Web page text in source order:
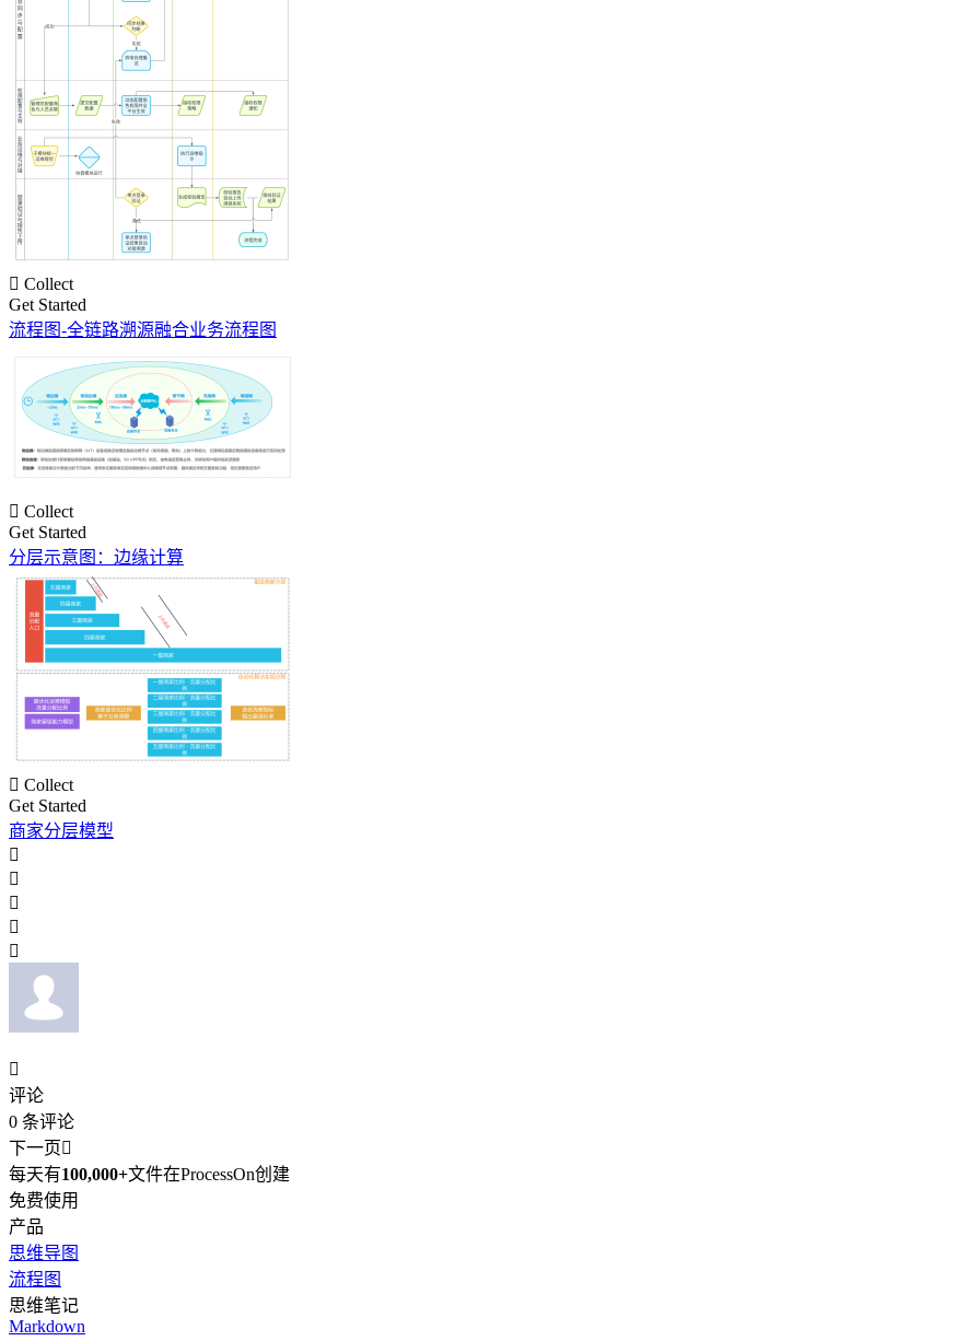
 Collect
Get Started
流程图-全链路溯源融合业务流程图
 Collect
Get Started
分层示意图：边缘计算
 Collect
Get Started
商家分层模型






评论
0 条评论
下一页
每天有100,000+文件在ProcessOn创建
免费使用
产品
思维导图
流程图
思维笔记
Markdown